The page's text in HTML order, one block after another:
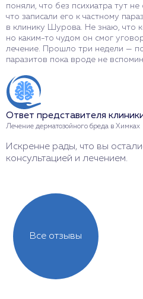
поняли, что без психиатра тут
что записали его к частному
в клинику Шурова. Не знаю, что
но каким-то чудом он смог
лечение. Прошло три недели —
паразитов пока вроде не
Ответ представителя
Лечение дерматозойного бреда в Химках
Искренне рады, что вы
консультацией и лечением.
Все отзывы